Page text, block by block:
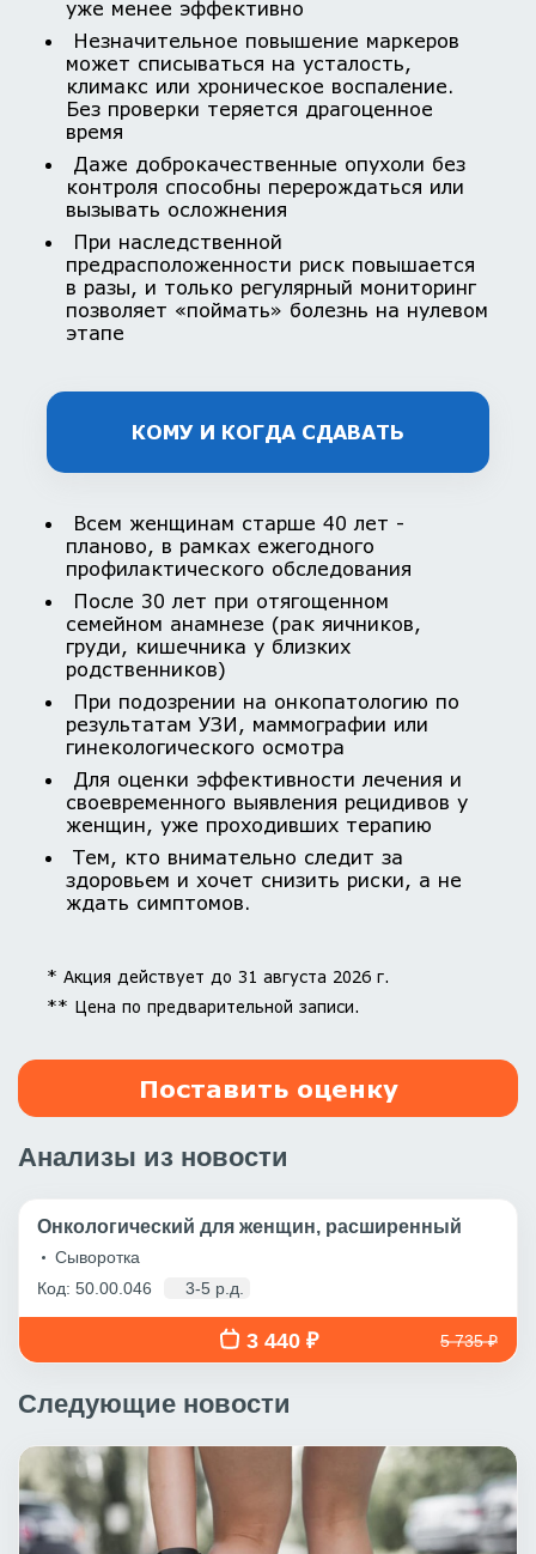
уже менее эффективно
Незначительное повышение маркеров
может списываться на усталость,
климакс или хроническое воспаление.
Без проверки теряется драгоценное
время
Даже доброкачественные опухоли без
контроля способны перерождаться или
вызывать осложнения
При наследственной
предрасположенности риск повышается
в разы, и только регулярный мониторинг
позволяет «поймать» болезнь на нулевом
этапе
КОМУ И КОГДА СДАВАТЬ
Всем женщинам старше 40 лет -
планово, в рамках ежегодного
профилактического обследования
После 30 лет при отягощенном
семейном анамнезе (рак яичников,
груди, кишечника у близких
родственников)
При подозрении на онкопатологию по
результатам УЗИ, маммографии или
гинекологического осмотра
Для оценки эффективности лечения и
своевременного выявления рецидивов у
женщин, уже проходивших терапию
Тем, кто внимательно следит за
здоровьем и хочет снизить риски, а не
ждать симптомов.
* Акция действует до 31 августа 2026 г.
** Цена по предварительной записи.
Поставить оценку
Анализы из новости
Онкологический для женщин, расширенный
Сыворотка
Код: 50.00.046
3-5 р.д.
3 440 ₽ 5 735 ₽
Следующие новости